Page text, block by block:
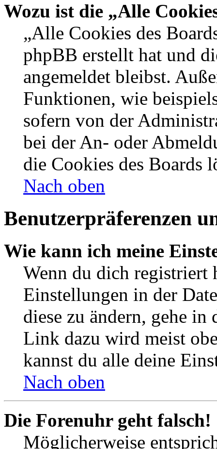
Wozu ist die „Alle
„Alle Cookies des
phpBB erstellt hat und
angemeldet bleibst.
Funktionen, wie
sofern von der
bei der An- oder
die Cookies des Boards
Nach oben
Benutzerpräferenzen
Wie kann ich meine
Wenn du dich registriert
Einstellungen in der
diese zu ändern, gehe in
Link dazu wird meist
kannst du alle deine
Nach oben
Die Forenuhr geht falsch!
Möglicherweise